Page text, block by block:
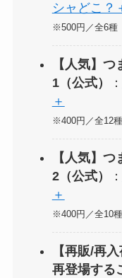
シャどこ？
※500円／全6種
【人気】
1（公式）
：
＋
※400円／全12種
【人気】
2（公式）
：
＋
※400円／全10種
【再販/再
再登場する